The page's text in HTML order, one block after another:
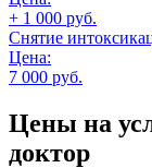
+ 1 000 руб.
Снятие
Цена:
7 000 руб.
Цены на
доктор